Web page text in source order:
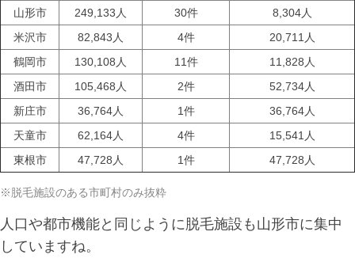
山形市
249,133人 30件
8,304人
米沢市
82,843人 4件
20,711人
鶴岡市
130,108人 11件
11,828人
酒田市
105,468人 2件
52,734人
新庄市
36,764人 1件
36,764人
天童市
62,164人 4件
15,541人
東根市
47,728人 1件 47,728人
※脱毛施設のある市町村のみ抜粋
人口や都市機能と同じように脱毛施設も山形市に集中
していますね。